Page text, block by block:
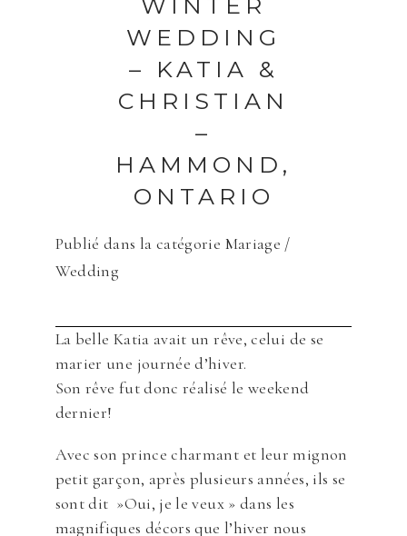
WEDDING
– KATIA &
CHRISTIAN
–
HAMMOND,
ONTARIO
Publié dans la catégorie Mariage /
Wedding
La belle Katia avait un rêve, celui de se
marier une journée d’hiver.
Son rêve fut donc réalisé le weekend
dernier!
Avec son prince charmant et leur mignon
petit garçon, après plusieurs années, ils se
sont dit »Oui, je le veux » dans les
magnifiques décors que l’hiver nous